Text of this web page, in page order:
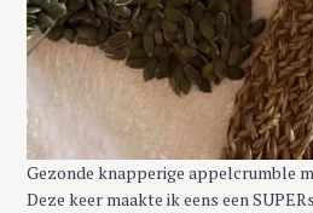
Gezonde knapperige appelcrumble
Deze keer maakte ik eens een